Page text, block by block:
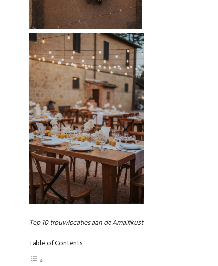
Top 10 trouwlocaties aan de Amalfikust
Table of Contents